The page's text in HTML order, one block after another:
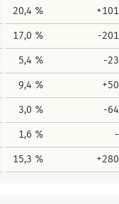
20,4 % +101
17,0 % -201
5,4 % -23
9,4 % +50
3,0 % -64
1,6 % -
15,3 % +280